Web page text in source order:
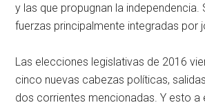
y las que propugnan la independencia.
fuerzas principalmente integradas por
Las elecciones legislativas de 2016
cinco nuevas cabezas políticas,
dos corrientes mencionadas. Y esto a